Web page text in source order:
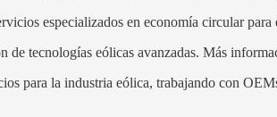
especializados en economía circular
tecnologías eólicas avanzadas. Más
para la industria eólica, trabajando con